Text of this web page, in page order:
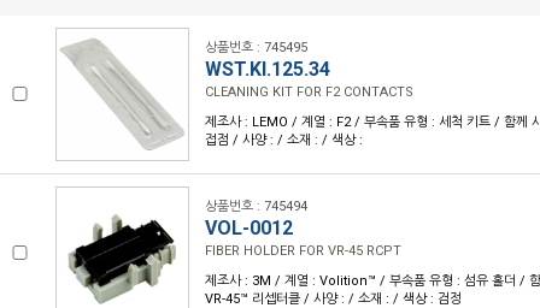
상품번호 : 745495
WST.KI.125.34
CLEANING KIT FOR F2 CONTACTS
제조사 : LEMO / 계열 : F2 / 부속품 유형 : 세척 키트 / 함께
접점 / 사양 : / 소재 : / 색상 :
상품번호 : 745494
VOL-0012
FIBER HOLDER FOR VR-45 RCPT
제조사 : 3M / 계열 : Volition™ / 부속품 유형 : 섬유 홀더 /
VR-45™ 리셉터클 / 사양 : / 소재 : / 색상 : 검정